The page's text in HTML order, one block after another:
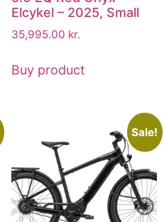
Elcykel – 2025, Small
35,995.00 kr.
Buy product
Sale!